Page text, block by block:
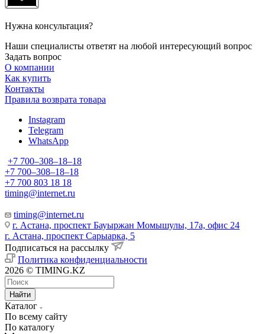
Нужна консультация?
Наши специалисты ответят на любой интересующий вопрос
Задать вопрос
О компании
Как купить
Контакты
Правила возврата товара
Instagram
Telegram
WhatsApp
+7 700‒308‒18‒18
+7 700‒308‒18‒18
+7 700 803 18 18
timing@internet.ru
timing@internet.ru
г. Астана, проспект Бауыржан Момышулы, 17а, офис 24
г. Астана, проспект Сарыарка, 5
Подписаться на рассылку
Политика конфиденциальности
2026 © TIMING.KZ
Найти
Каталог
По всему сайту
По каталогу